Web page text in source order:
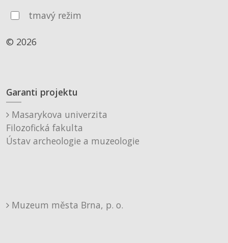
tmavý režim
© 2026
Garanti projektu
Masarykova univerzita
Filozofická fakulta
Ústav archeologie a muzeologie
Muzeum města Brna, p. o.